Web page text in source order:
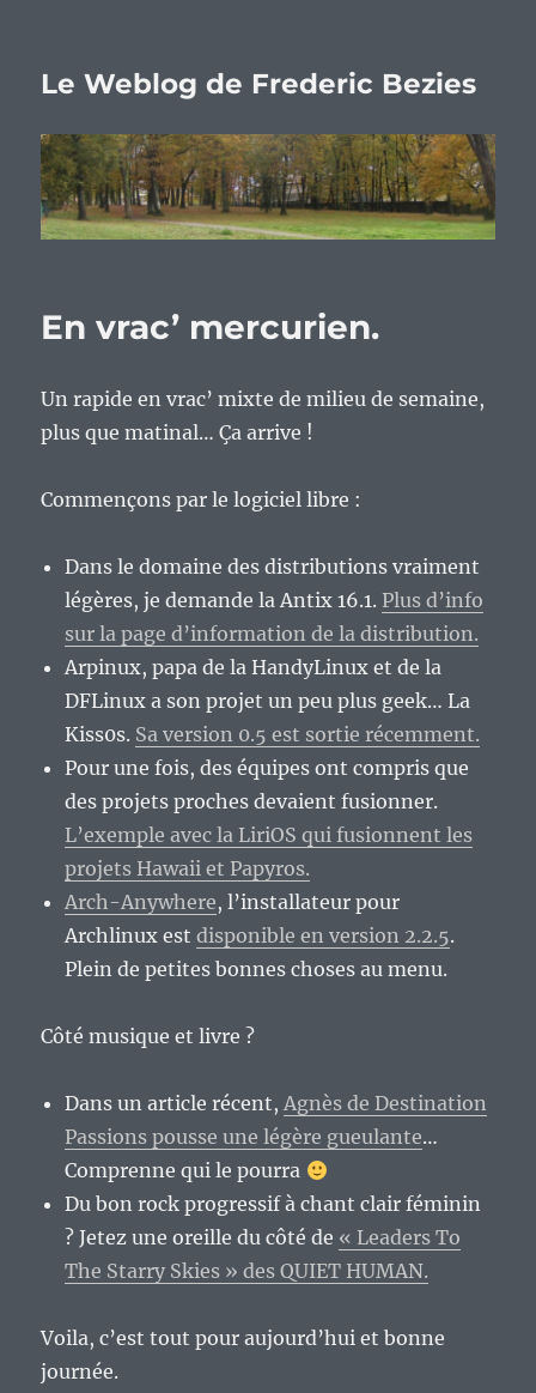
Le Weblog de Frederic Bezies
En vrac’ mercurien.
Un rapide en vrac’ mixte de milieu de semaine,
plus que matinal… Ça arrive !
Commençons par le logiciel libre :
Dans le domaine des distributions vraiment
légères, je demande la Antix 16.1. Plus d’info
sur la page d’information de la distribution.
Arpinux, papa de la HandyLinux et de la
DFLinux a son projet un peu plus geek… La
Kiss0s. Sa version 0.5 est sortie récemment.
Pour une fois, des équipes ont compris que
des projets proches devaient fusionner.
L’exemple avec la LiriOS qui fusionnent les
projets Hawaii et Papyros.
Arch-Anywhere, l’installateur pour
Archlinux estdisponible en version 2.2.5.
Plein de petites bonnes choses au menu.
Côté musique et livre ?
Dans un article récent,Agnès de Destination
Passions pousse une légère gueulante…
Comprenne qui le pourra
Du bon rock progressif à chant clair féminin
? Jetez une oreille du côté de « Leaders To
The Starry Skies » des QUIET HUMAN.
Voila, c’est tout pour aujourd’hui et bonne
journée.